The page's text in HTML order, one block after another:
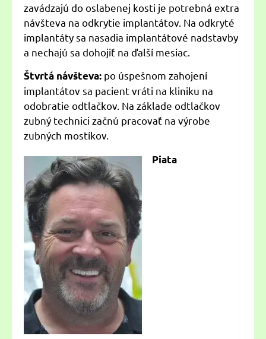
zavádzajú do oslabenej kosti je potrebná extra
návšteva na odkrytie implantátov. Na odkryté
implantáty sa nasadia implantátové nadstavby
a nechajú sa dohojiť na ďalší mesiac.
Štvrtá návšteva: po úspešnom zahojení
implantátov sa pacient vráti na kliniku na
odobratie odtlačkov. Na základe odtlačkov
zubný technici začnú pracovať na výrobe
zubných mostíkov.
Piata